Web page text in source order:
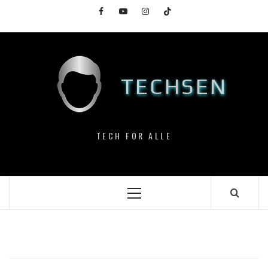
content
FacebookYouTubeInstagramTikTok
TECHSEN
TECH FOR ALLE
Primary